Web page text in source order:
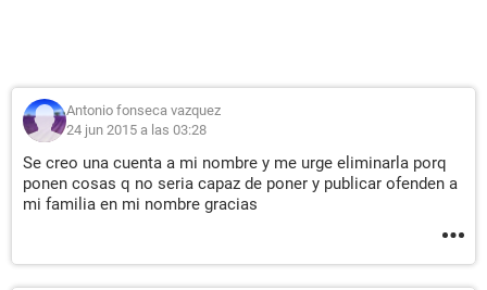
Antonio fonseca vazquez
24 jun 2015 a las 03:28
Se creo una cuenta a mi nombre y me urge eliminarla porq
ponen cosas q no seria capaz de poner y publicar ofenden a
mi familia en mi nombre gracias